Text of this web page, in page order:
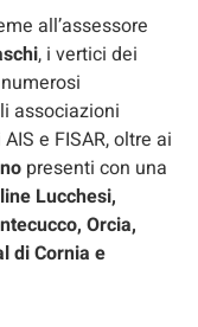
all’assessore
, i vertici dei
associazioni
e FISAR, oltre ai
presenti con una
Lucchesi,
Orcia,
di Cornia e